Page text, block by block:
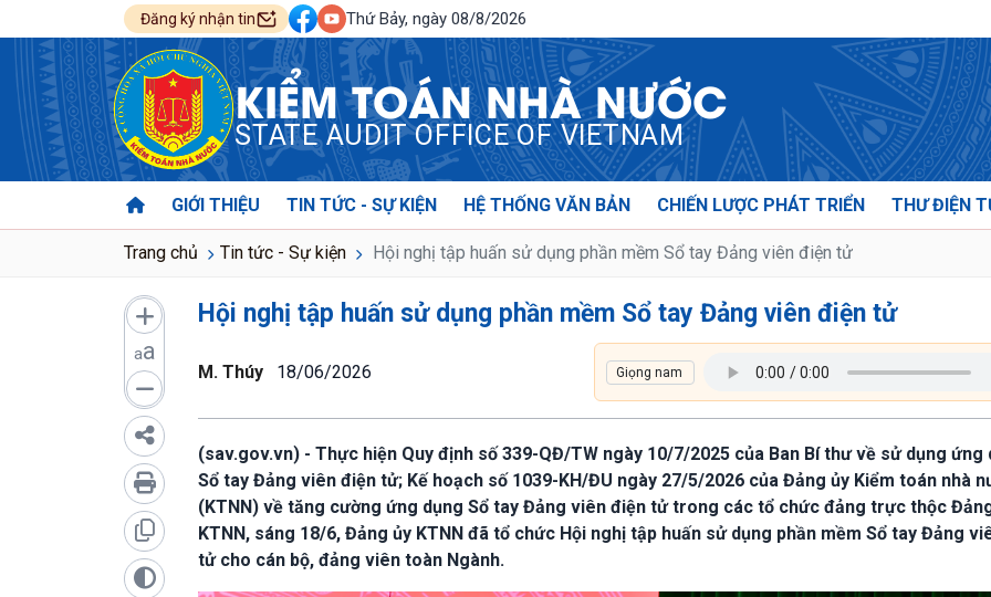
Đăng ký nhận tin Thứ Bảy, ngày 08/8/2026
KIỂM TOÁN NHÀ NƯỚC
STATE AUDIT OFFICE OF VIETNAM
GIỚI THIỆU TIN TỨC - SỰ KIỆN HỆ THỐNG VĂN BẢN CHIẾN LƯỢC PHÁT TRIỂN THƯ ĐIỆN
Trang chủ Tin tức - Sự kiện Hội nghị tập huấn sử dụng phần mềm Sổ tay Đảng viên điện tử
aa
Hội nghị tập huấn sử dụng phần mềm Sổ tay Đảng viên điện tử
M. Thúy 18/06/2026
(sav.gov.vn) - Thực hiện Quy định số 339-QĐ/TW ngày 10/7/2025 của Ban Bí thư về sử dụng ứng
Sổ tay Đảng viên điện tử; Kế hoạch số 1039-KH/ĐU ngày 27/5/2026 của Đảng ủy Kiểm toán nhà
(KTNN) về tăng cường ứng dụng Sổ tay Đảng viên điện tử trong các tổ chức đảng trực thộc
KTNN, sáng 18/6, Đảng ủy KTNN đã tổ chức Hội nghị tập huấn sử dụng phần mềm Sổ tay Đảng
tử cho cán bộ, đảng viên toàn Ngành.